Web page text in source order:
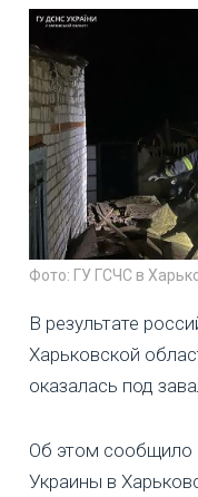
Фото: ГУ ГСЧС в
В результате
Харьковской
оказалась под
Об этом сообщило
Украины в